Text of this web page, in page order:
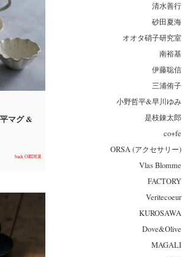
マグ &
back ORDER
清水善行
砂田夏海
オオタ硝子研究室
南裕基
伊藤聡信
三浦侑子
小野哲平&早川ゆみ
是枝錬太郎
co+fe
ORSA (アクセサリー)
Vlas Blomme
FACTORY
Veritecoeur
KUROSAWA
Dove&Olive
MAGALI